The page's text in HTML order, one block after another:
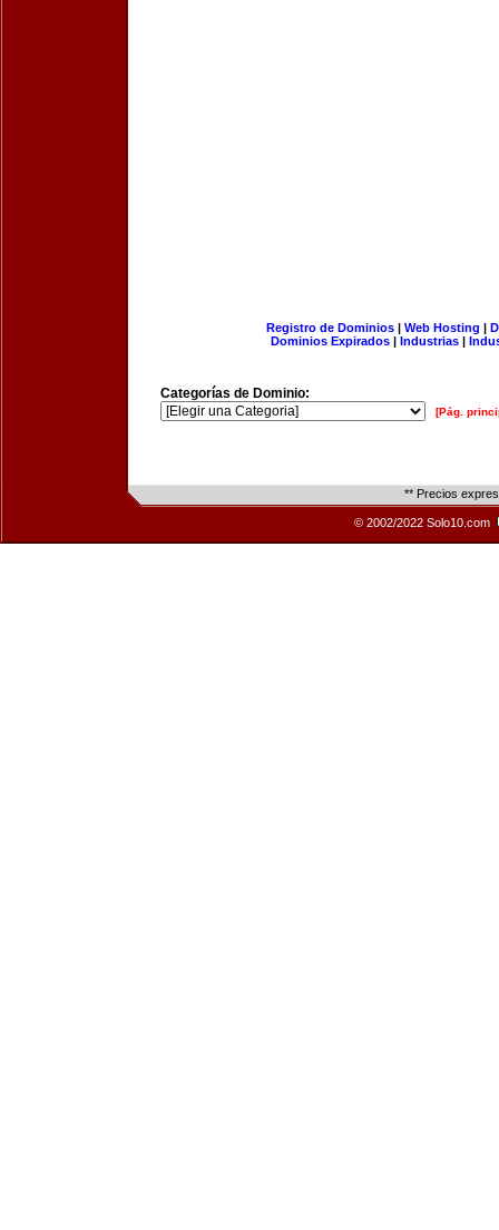
Registro de Dominios| Web Hosting |
Dominios Expirados | Industrias |
Categorías de Dominio:
[Pág.
** Precios
© 2002/2022 Solo10.com